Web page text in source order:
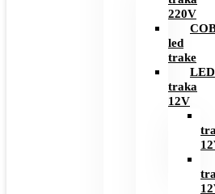
220V
led
trake
LED
traka
12V